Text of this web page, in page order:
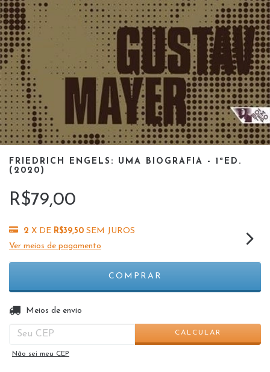
FRIEDRICH ENGELS: UMA BIOGRAFIA - 1ªED.
(2020)
R$79,00
2 X DE R$39,50 SEM JUROS
Ver meios de pagamento
Entregas para o CEP:
Meios de envio
CALCULAR
Não sei meu CEP